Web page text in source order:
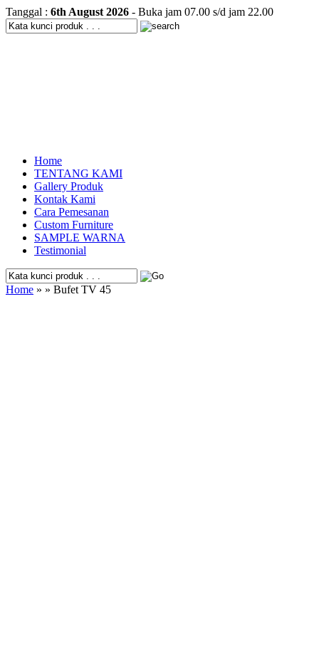
Tanggal : 6th August 2026 - Buka jam 07.00 s/d jam 22.00
Home
TENTANG KAMI
Gallery Produk
Kontak Kami
Cara Pemesanan
Custom Furniture
SAMPLE WARNA
Testimonial
Home » » Bufet TV 45